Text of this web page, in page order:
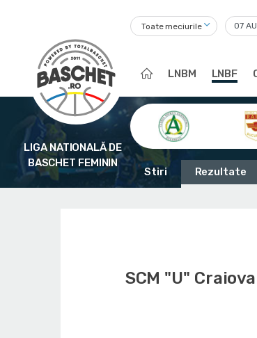
Toate meciurile
LNBM LNBF
LIGA NATIONALĂ DE
BASCHET FEMININ
Stiri Rezultate
SCM "U" Craiova